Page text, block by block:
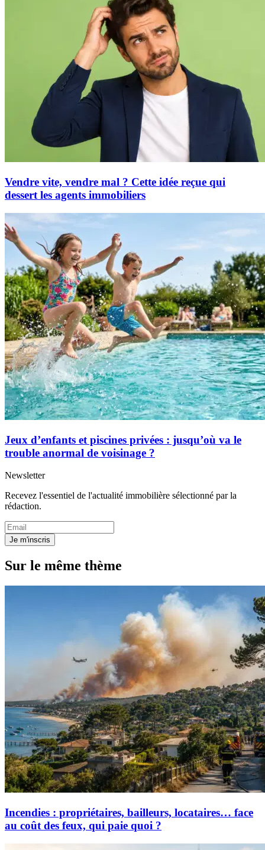
Vendre vite, vendre mal ? Cette idée reçue qui
dessert les agents immobiliers
Jeux d’enfants et piscines privées : jusqu’où va le
trouble anormal de voisinage ?
Newsletter
Recevez l'essentiel de l'actualité immobilière sélectionné par la
rédaction.
Je m'inscris
Sur le même thème
Incendies : propriétaires, bailleurs, locataires… face
au coût des feux, qui paie quoi ?